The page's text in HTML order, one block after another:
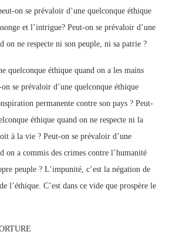
on se prévaloir d’une quelconque éthique
et l’intrigue? Peut-on se prévaloir d’une
on ne respecte ni son peuple, ni sa patrie ?
quelconque éthique quand on a les mains
on se prévaloir d’une quelconque éthique
permanente contre son pays ? Peut-
éthique quand on ne respecte ni la
à la vie ? Peut-on se prévaloir d’une
on a commis des crimes contre l’humanité
peuple ? L’impunité, c’est la négation de
l’éthique. C’est dans ce vide que prospère le